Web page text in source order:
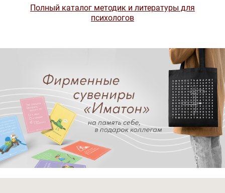
Полный каталог методик и литературы для
психологов